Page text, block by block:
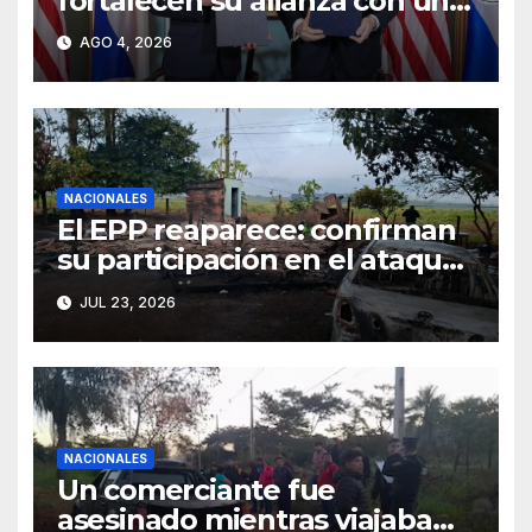
acuerdo de cooperación
estratégica en materia
nuclear civil
AGO 4, 2026
NACIONALES
El EPP reaparece: confirman
su participación en el ataque
de Canindeyú
JUL 23, 2026
NACIONALES
Un comerciante fue
asesinado mientras viajaba